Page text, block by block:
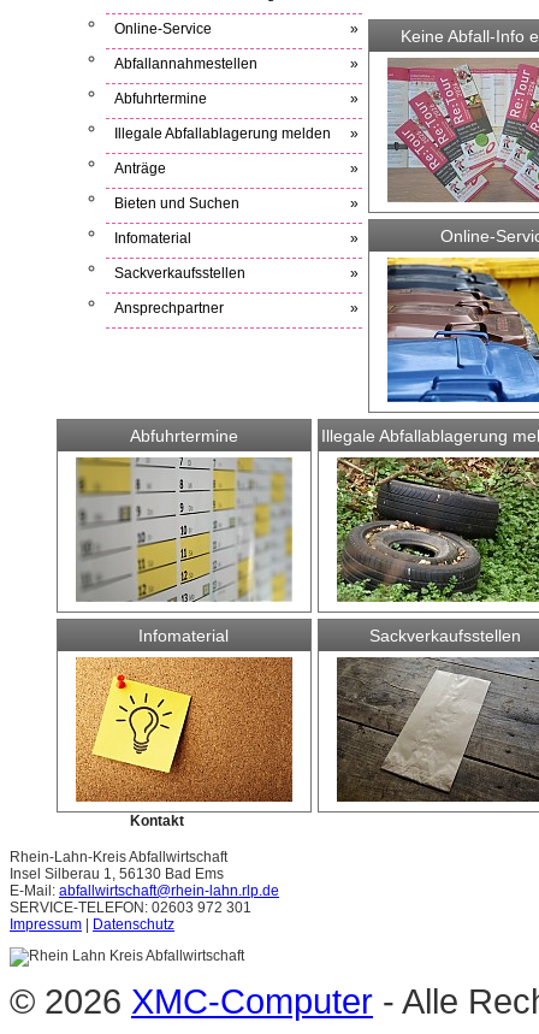
Online-Service »
Abfallannahmestellen »
Abfuhrtermine »
Illegale Abfallablagerung melden »
Anträge »
Bieten und Suchen »
Infomaterial »
Sackverkaufsstellen »
Ansprechpartner »
Keine Abfall-Info
Online-
Abfuhrtermine Illegale Abfallablagerung
Infomaterial Sackverkaufsstellen
Kontakt
Rhein-Lahn-Kreis Abfallwirtschaft
Insel Silberau 1, 56130 Bad Ems
E-Mail: abfallwirtschaft@rhein-lahn.rlp.de
SERVICE-TELEFON: 02603 972 301
Impressum
Datenschutz
© 2026 XMC-Computer - Alle